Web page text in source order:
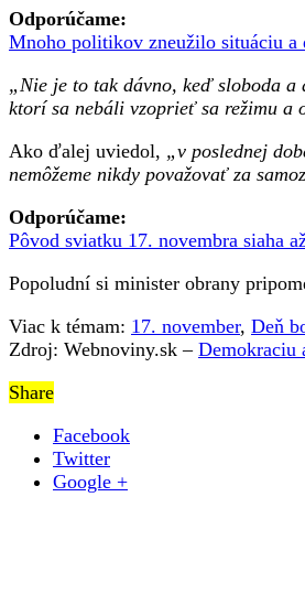
Odporúčame:
Mnoho politikov zneužilo situáciu
„Nie je to tak dávno, keď sloboda
ktorí sa nebáli vzoprieť sa režimu a
Ako ďalej uviedol, „v poslednej
nemôžeme nikdy považovať za
Odporúčame:
Pôvod sviatku 17. novembra siaha
Popoludní si minister obrany
Viac k témam: 17. november, Deň
Zdroj: Webnoviny.sk – Demokraciu
Share
Facebook
Twitter
Google +